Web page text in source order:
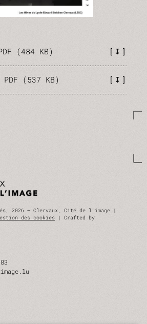
(484 KB) ↧
PDF (537 KB) ↧
2026 — Clervaux, Cité de l'image |
des cookies | Crafted by